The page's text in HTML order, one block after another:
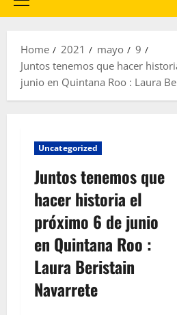
Primary
Home 2021 mayo
9
Juntos tenemos que hacer
junio en Quintana Roo : Laura
Uncategorized
Juntos tenemos que
hacer historia el
próximo 6 de junio
en Quintana Roo :
Laura Beristain
Navarrete